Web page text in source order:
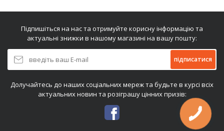
Підпишіться на нас та отримуйте корисну інформацію та
актуальні знижки в нашому магазині на вашу пошту:
підписатися
Долучайтесь до наших соціальних мереж та будьте в курсі всіх
актуальних новин та розіграшу цінних призів: